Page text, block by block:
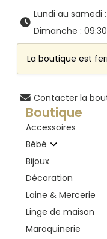
Lundi au samedi
Dimanche :
La boutique est
Contacter la
Boutique
Accessoires
Bébé
Bijoux
Décoration
Laine & Mercerie
Linge de maison
Maroquinerie